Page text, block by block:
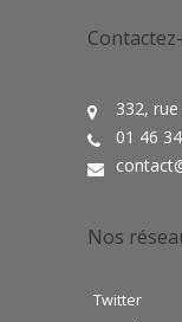
332,
01 46
Nos
Twitter